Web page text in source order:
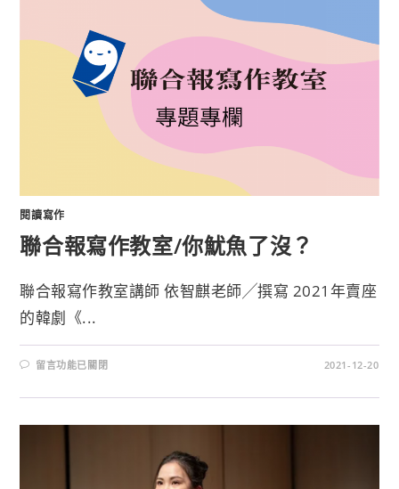
閱讀寫作
聯合報寫作教室/你魷魚了沒？
聯合報寫作教室講師 依智麒老師╱撰寫 2021年賣座
的韓劇《...
留言功能已關閉 2021-12-20